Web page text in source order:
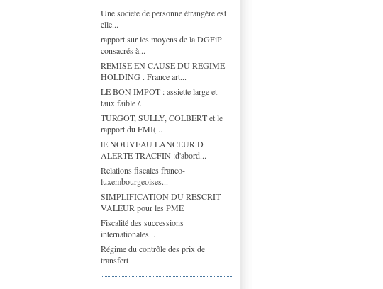
Une societe de personne étrangère est
elle...
rapport sur les moyens de la DGFiP
consacrés à...
REMISE EN CAUSE DU REGIME
HOLDING . France art...
LE BON IMPOT : assiette large et
taux faible /...
TURGOT, SULLY, COLBERT et le
rapport du FMI(...
lE NOUVEAU LANCEUR D
ALERTE TRACFIN :d'abord...
Relations fiscales franco-
luxembourgeoises...
SIMPLIFICATION DU RESCRIT
VALEUR pour les PME
Fiscalité des successions
internationales...
Régime du contrôle des prix de
transfert